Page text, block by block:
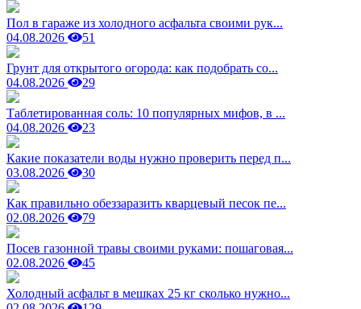
Пол в гараже из холодного асфальта своими рук...
04.08.2026
51
Грунт для открытого огорода: как подобрать со...
04.08.2026
29
Таблетированная соль: 10 популярных мифов, в ...
04.08.2026
23
Какие показатели воды нужно проверить перед п...
03.08.2026
30
Как правильно обеззаразить кварцевый песок пе...
02.08.2026
79
Посев газонной травы своими руками: пошаговая...
02.08.2026
45
Холодный асфальт в мешках 25 кг сколько нужно...